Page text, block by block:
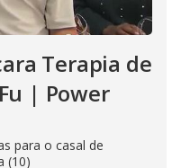
Terapia de
| Power
para o casal de
(10)